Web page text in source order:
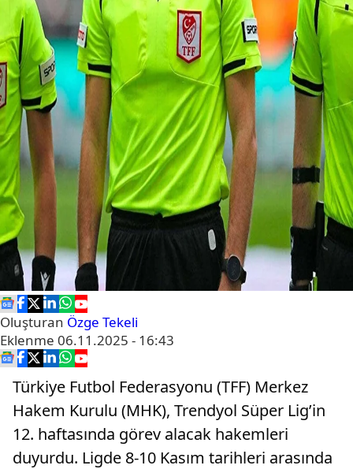
Oluşturan Özge Tekeli
Eklenme 06.11.2025 - 16:43
Türkiye Futbol Federasyonu (TFF) Merkez
Hakem Kurulu (MHK), Trendyol Süper Lig’in
12. haftasında görev alacak hakemleri
duyurdu. Ligde 8-10 Kasım tarihleri arasında